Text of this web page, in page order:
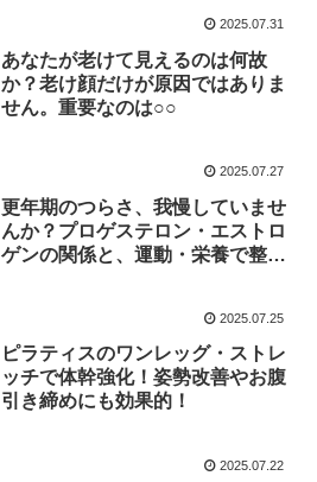
2025.07.31
あなたが老けて見えるのは何故
か？老け顔だけが原因ではありま
せん。重要なのは○○
2025.07.27
更年期のつらさ、我慢していませ
んか？プロゲステロン・エストロ
ゲンの関係と、運動・栄養で整え
2025.07.25
ピラティスのワンレッグ・ストレ
ッチで体幹強化！姿勢改善やお腹
引き締めにも効果的！
2025.07.22